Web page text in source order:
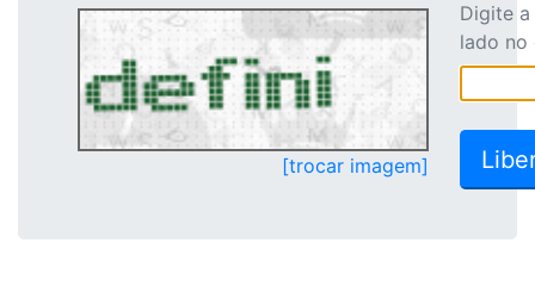
[trocar imagem]
Digite
lado no